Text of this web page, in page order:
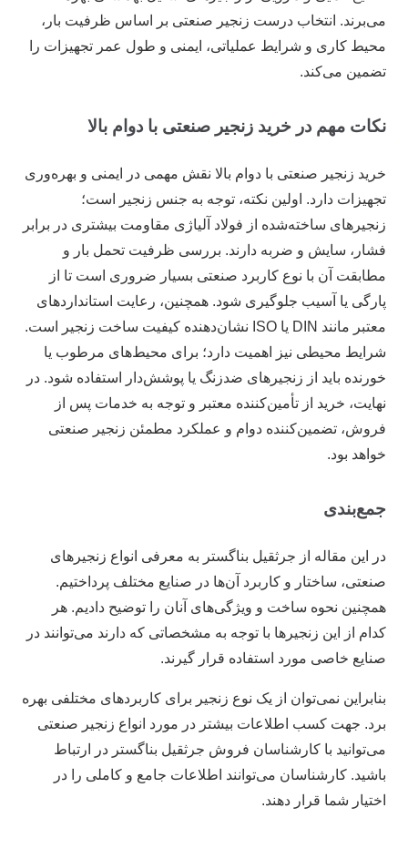
می‌برند. انتخاب درست زنجیر صنعتی بر اساس ظرفیت بار،
محیط کاری و شرایط عملیاتی، ایمنی و طول عمر تجهیزات را
تضمین می‌کند.
نکات مهم در خرید زنجیر صنعتی با دوام بالا
خرید زنجیر صنعتی با دوام بالا نقش مهمی در ایمنی و بهره‌وری
تجهیزات دارد. اولین نکته، توجه به جنس زنجیر است؛
زنجیرهای ساخته‌شده از فولاد آلیاژی مقاومت بیشتری در برابر
فشار، سایش و ضربه دارند. بررسی ظرفیت تحمل بار و
مطابقت آن با نوع کاربرد صنعتی بسیار ضروری است تا از
پارگی یا آسیب جلوگیری شود. همچنین، رعایت استانداردهای
معتبر مانند DIN یا ISO نشان‌دهنده کیفیت ساخت زنجیر است.
شرایط محیطی نیز اهمیت دارد؛ برای محیط‌های مرطوب یا
خورنده باید از زنجیرهای ضدزنگ یا پوشش‌دار استفاده شود. در
نهایت، خرید از تأمین‌کننده معتبر و توجه به خدمات پس از
فروش، تضمین‌کننده دوام و عملکرد مطمئن زنجیر صنعتی
خواهد بود.
جمع‌بندی
در این مقاله از جرثقیل بناگستر به معرفی انواع زنجیر‌های
صنعتی، ساختار و کاربرد آن‌ها در صنایع مختلف پرداختیم.
همچنین نحوه ساخت و ویژگی‌های آنان را توضیح دادیم. هر
کدام از این زنجیر‌ها با توجه به مشخصاتی که دارند می‌توانند در
صنایع خاصی مورد استفاده قرار گیرند.
بنابراین نمی‌توان از یک نوع زنجیر برای کاربرد‌های مختلفی بهره
برد. جهت کسب اطلاعات بیشتر در مورد انواع زنجیر صنعتی
می‌توانید با کارشناسان فروش جرثقیل بناگستر در ارتباط
باشید. کارشناسان می‌توانند اطلاعات جامع و کاملی را در
اختیار شما قرار دهند.